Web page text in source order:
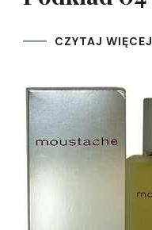
CZYTAJ WIĘCEJ